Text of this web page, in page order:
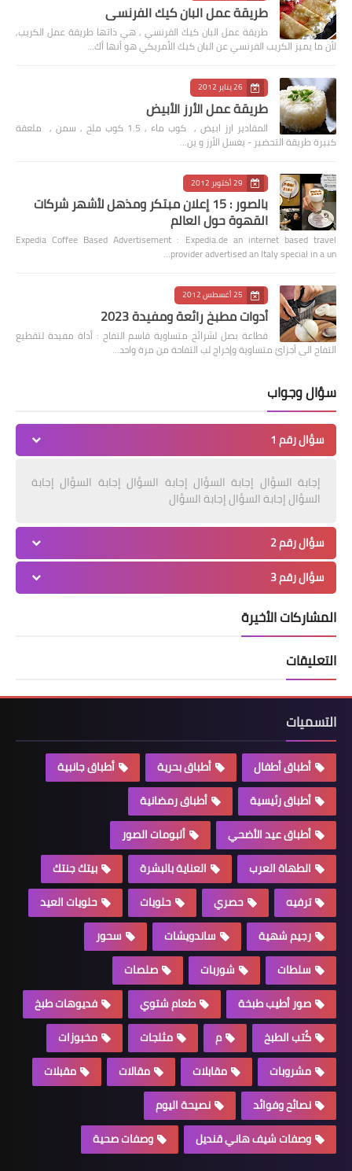
طريقة عمل البان كيك الفرنسي
طريقة عمل البان كيك الفرنسي , هي ذاتها طريقة عمل الكريب,
لأن ما يميز الكريب الفرنسي عن البان كيك الأمريكي هو أنها أك…
26 يناير 2012
طريقة عمل الأرز الأبيض
المقادير ارز ابيض , كوب ماء , 1.5 كوب ملح , سمن , ملعقة
كبيرة طريقة التحضير - يغسل الأرز و ين…
29 أكتوبر 2012
بالصور : 15 إعلان مبتكر ومذهل لأشهر شركات
القهوة حول العالم
Expedia Coffee Based Advertisement : Expedia.de an internet based travel
provider advertised an Italy special in a un…
25 أغسطس 2012
أدوات مطبخ رائعة ومفيدة 2023
قطاعة بصل لشرائح متساوية قاسم التفاح : أداة مفيدة لتقطيع
التفاح الى أجزائ متساوية وإخراج لب التفاحة من مرة واحد…
سؤال وجواب
سؤال رقم 1
إجابة السؤال إجابة السؤال إجابة السؤال إجابة السؤال إجابة
السؤال إجابة السؤال إجابة السؤال
سؤال رقم 2
سؤال رقم 3
المشاركات الأخيرة
التعليقات
التسميات
أطباق أطفال أطباق بحرية
أطباق جانبية
أطباق رئيسية
أطباق رمضانية
أطباق عيد الأضحي
ألبومات الصور
الطهاة العرب
العناية بالبشرة
بيتك جنتك
ترفيه
حصري حلويات
حلويات العيد
رجيم شهية
ساندويشات
سحور
سلطات
شوربات
صلصات
صور أطيب طبخة
طعام شتوي
فديوهات طبخ
كُتب الطبخ
م مثلجات
مخبوزات
مشروبات
مقابلات مقالات
مقبلات
نصائح وفوائد
نصيحة اليوم
وصفات شيف هاني قنديل
وصفات صحية